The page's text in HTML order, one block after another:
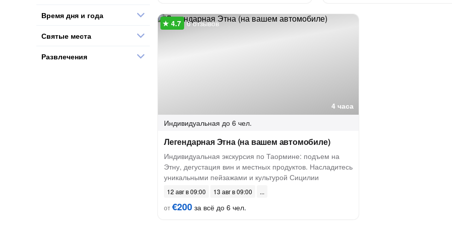
4 часа
6 отзывов
Индивидуальная до 6 чел.
Легендарная Этна (на вашем автомобиле)
Индивидуальная экскурсия по Таормине: подъем на
Этну, дегустация вин и местных продуктов. Насладитесь
уникальными пейзажами и культурой Сицилии
12 авг в 09:00
13 авг в 09:00
от€200 за всё до 6 чел.
Время дня и года
Святые места
Развлечения